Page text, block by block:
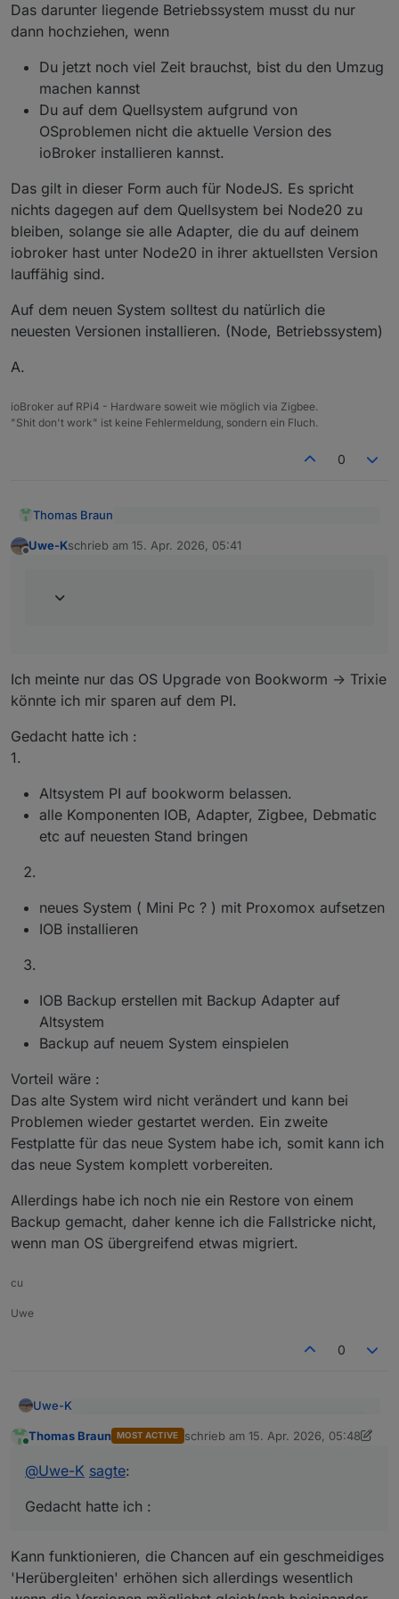
Das darunter liegende Betriebssystem musst du nur
dann hochziehen, wenn
Du jetzt noch viel Zeit brauchst, bist du den Umzug
machen kannst
Du auf dem Quellsystem aufgrund von
OSproblemen nicht die aktuelle Version des
ioBroker installieren kannst.
Das gilt in dieser Form auch für NodeJS. Es spricht
nichts dagegen auf dem Quellsystem bei Node20 zu
bleiben, solange sie alle Adapter, die du auf deinem
iobroker hast unter Node20 in ihrer aktuellsten Version
lauffähig sind.
Auf dem neuen System solltest du natürlich die
neuesten Versionen installieren. (Node, Betriebssystem)
A.
ioBroker auf RPi4 - Hardware soweit wie möglich via Zigbee.
"Shit don't work" ist keine Fehlermeldung, sondern ein Fluch.
0
Thomas Braun
Offline
Uwe-Kschrieb am 15. Apr. 2026, 05:41
zuletzt editiert von
Ich meinte nur das OS Upgrade von Bookworm -> Trixie
könnte ich mir sparen auf dem PI.
Gedacht hatte ich :
1.
Altsystem PI auf bookworm belassen.
alle Komponenten IOB, Adapter, Zigbee, Debmatic
etc auf neuesten Stand bringen
neues System ( Mini Pc ? ) mit Proxomox aufsetzen
IOB installieren
IOB Backup erstellen mit Backup Adapter auf
Altsystem
Backup auf neuem System einspielen
Vorteil wäre :
Das alte System wird nicht verändert und kann bei
Problemen wieder gestartet werden. Ein zweite
Festplatte für das neue System habe ich, somit kann ich
das neue System komplett vorbereiten.
Allerdings habe ich noch nie ein Restore von einem
Backup gemacht, daher kenne ich die Fallstricke nicht,
wenn man OS übergreifend etwas migriert.
cu
Uwe
0
Uwe-K
@Uwe-K sagte:
Ich hatte gedacht ich könnte mir evtl das
Upgrade auf dem PI sparen.
Ich meinte nur das OS Upgrade von Bookworm ->
Gedacht hatte ich :
Altsystem PI auf bookworm belassen.
alle Komponenten IOB, Adapter, Zigbee, Debmatic
etc auf neuesten Stand bringen
neues System ( Mini Pc ? ) mit Proxomox
Online
Thomas Braun MOST ACTIVE schrieb am 15. Apr. 2026, 05:48
zuletzt editiert von Thomas Braun
@Uwe-K sagte:
Gedacht hatte ich :
Kann funktionieren, die Chancen auf ein geschmeidiges
'Herübergleiten' erhöhen sich allerdings wesentlich